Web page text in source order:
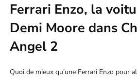
Ferrari Enzo, la
Demi Moore dans
Angel 2
Quoi de mieux qu’une Ferrari Enzo pour